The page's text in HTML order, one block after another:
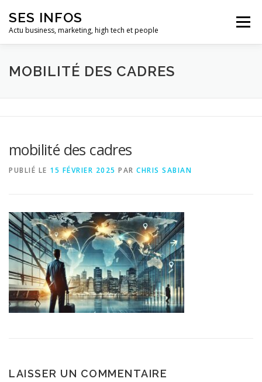
contenu
SES INFOS
Actu business, marketing, high tech et people
Menu
BUSINESS MARKETING
MOBILITÉ DES CADRES
mobilité des cadres
PUBLIÉ LE 15 FÉVRIER 2025 PAR CHRIS SABIAN
LAISSER UN COMMENTAIRE